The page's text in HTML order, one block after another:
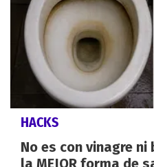
HACKS
No es con vinagre
la MEJOR forma de